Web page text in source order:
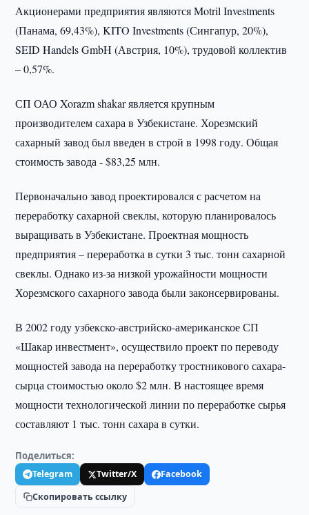
Акционерами предприятия являются Motril Investments
(Панама, 69,43%), KITO Investments (Сингапур, 20%),
SEID Handels GmbH (Австрия, 10%), трудовой коллектив
– 0,57%.
СП ОАО Xorazm shakar является крупным
производителем сахара в Узбекистане. Хорезмский
сахарный завод был введен в строй в 1998 году. Общая
стоимость завода - $83,25 млн.
Первоначально завод проектировался с расчетом на
переработку сахарной свеклы, которую планировалось
выращивать в Узбекистане. Проектная мощность
предприятия – переработка в сутки 3 тыс. тонн сахарной
свеклы. Однако из-за низкой урожайности мощности
Хорезмского сахарного завода были законсервированы.
В 2002 году узбекско-австрийско-американское СП
«Шакар инвестмент», осуществило проект по переводу
мощностей завода на переработку тростникового сахара-
сырца стоимостью около $2 млн. В настоящее время
мощности технологической линии по переработке сырья
составляют 1 тыс. тонн сахара в сутки.
Поделиться:
Telegram Twitter/X
Facebook
Скопировать ссылку